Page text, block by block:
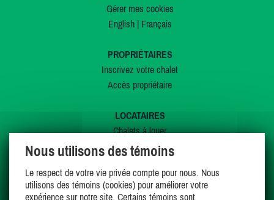
Gérer mes cookies
English| Français
PROPRIÉTAIRES
Inscrivez votre chalet
Accès propriétaire
LOCATAIRES
Chalets à louer
Chalets à vendre
Offres spéciales
Mes favoris
Nous utilisons des témoins
Le respect de votre vie privée compte pour nous. Nous
utilisons des témoins (cookies) pour améliorer votre
expérience sur notre site. Certains témoins sont